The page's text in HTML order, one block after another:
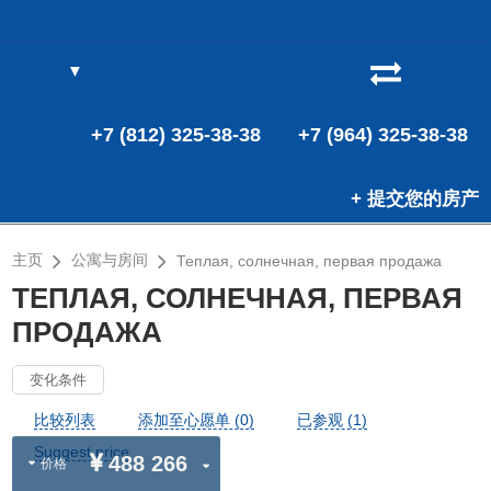
▼
+7 (964) 325-38-38
+7 (812) 325-38-38
+ 提交您的房产
主页 公寓与房间 Теплая, солнечная, первая продажа
ТЕПЛАЯ, СОЛНЕЧНАЯ, ПЕРВАЯ
ПРОДАЖА
变化条件
比较列表 添加至心愿单 (0)
已参观 (1)
Suggest price
价格 488 266